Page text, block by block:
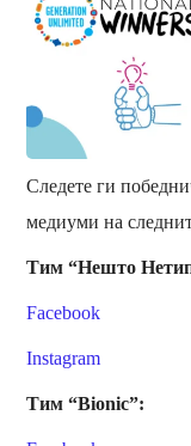
Следете ги
медиуми на
Тим “Нешто
Facebook
Instagram
Тим “Bionic”: